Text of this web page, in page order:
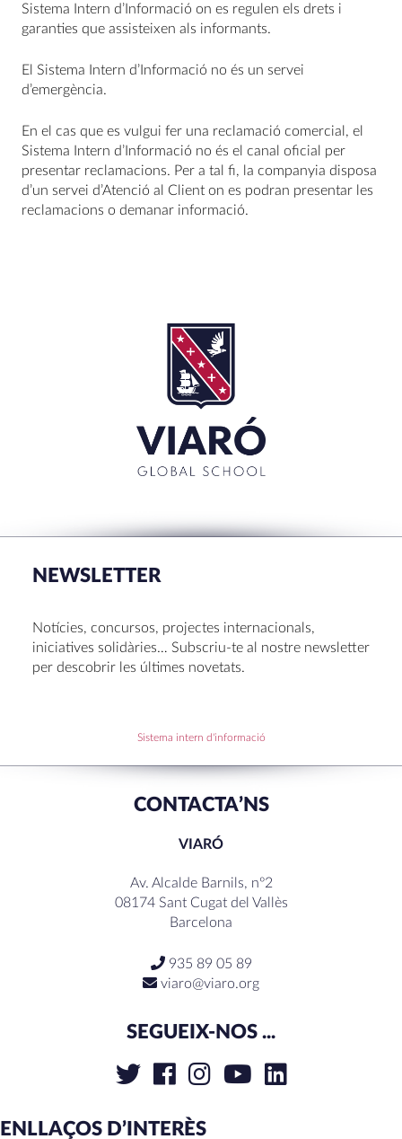
Sistema Intern d’Informació on es regulen els drets i
garanties que assisteixen als informants.
El Sistema Intern d’Informació no és un servei
d’emergència.
En el cas que es vulgui fer una reclamació comercial, el
Sistema Intern d’Informació no és el canal oficial per
presentar reclamacions. Per a tal fi, la companyia disposa
d’un servei d’Atenció al Client on es podran presentar les
reclamacions o demanar informació.
NEWSLETTER
Notícies, concursos, projectes internacionals,
iniciatives solidàries… Subscriu-te al nostre newsletter
per descobrir les últimes novetats.
Sistema intern d'informació
CONTACTA’NS
VIARÓ
Av. Alcalde Barnils, nº2
08174 Sant Cugat del Vallès
Barcelona
935 89 05 89
viaro@viaro.org
SEGUEIX-NOS ...
ENLLAÇOS D’INTERÈS